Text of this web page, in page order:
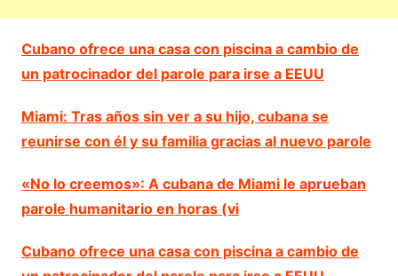
Cubano ofrece una casa con piscina a cambio de
un patrocinador del parole para irse a EEUU
Miami: Tras años sin ver a su hijo, cubana se
reunirse con él y su familia gracias al nuevo parole
«No lo creemos»: A cubana de Miami le aprueban
parole humanitario en horas (vi
Cubano ofrece una casa con piscina a cambio de